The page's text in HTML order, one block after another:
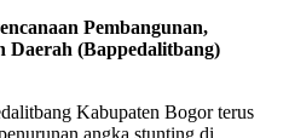
Pembangunan,
Daerah (Bappedalitbang)
Kabupaten Bogor terus
angka stunting di